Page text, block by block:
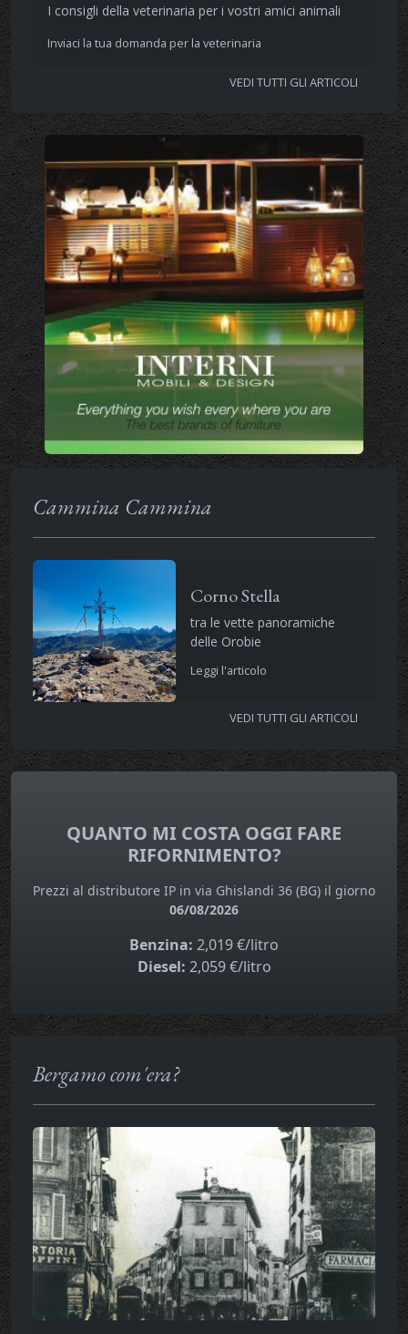
I consigli della veterinaria per i vostri amici animali
Inviaci la tua domanda per la veterinaria
VEDI TUTTI GLI ARTICOLI
Cammina Cammina
Corno Stella
tra le vette panoramiche
delle Orobie
Leggi l'articolo
VEDI TUTTI GLI ARTICOLI
QUANTO MI COSTA OGGI FARE
RIFORNIMENTO?
Prezzi al distributore IP in via Ghislandi 36 (BG) il giorno
06/08/2026
Benzina: 2,019 €/litro
Diesel: 2,059 €/litro
Bergamo com'era?